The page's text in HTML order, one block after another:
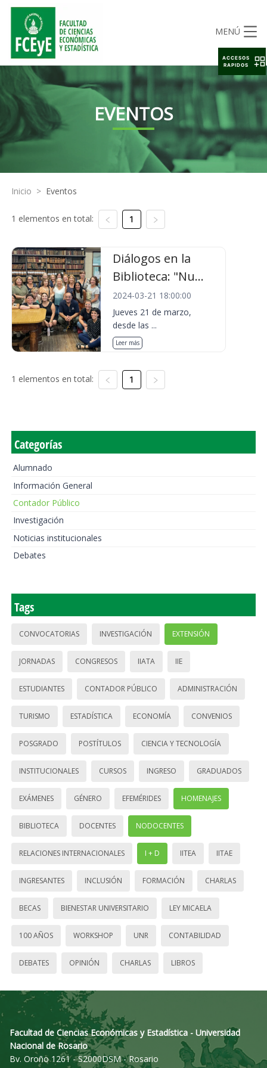
MENÚ
EVENTOS
Inicio > Eventos
1 elementos en total: 1
Diálogos en la
Biblioteca: "Nu...
2024-03-21 18:00:00
Jueves 21 de marzo,
desde las ...
Leer más
1 elementos en total: 1
Categorías
Alumnado
Información General
Contador Público
Investigación
Noticias institucionales
Debates
Tags
CONVOCATORIAS INVESTIGACIÓN EXTENSIÓN
JORNADAS CONGRESOS IIATA IIE
ESTUDIANTES CONTADOR PÚBLICO ADMINISTRACIÓN
TURISMO ESTADÍSTICA ECONOMÍA CONVENIOS
POSGRADO POSTÍTULOS CIENCIA Y TECNOLOGÍA
INSTITUCIONALES CURSOS INGRESO GRADUADOS
EXÁMENES GÉNERO EFEMÉRIDES HOMENAJES
BIBLIOTECA DOCENTES NODOCENTES
RELACIONES INTERNACIONALES I + D IITEA IITAE
INGRESANTES INCLUSIÓN FORMACIÓN CHARLAS
BECAS BIENESTAR UNIVERSITARIO LEY MICAELA
100 AÑOS WORKSHOP UNR CONTABILIDAD
DEBATES OPINIÓN CHARLAS LIBROS
Facultad de Ciencias Económicas y Estadística - Universidad
Nacional de Rosario
Bv. Oroño 1261 - S2000DSM - Rosario
ACCESOS
RAPIDOS